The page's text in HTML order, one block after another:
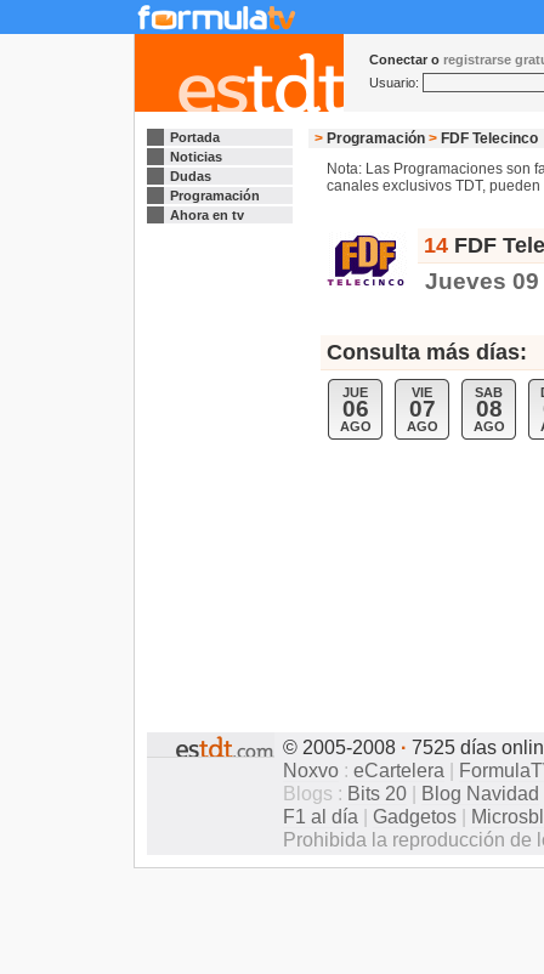
Conectar o registrarse
Usuario:
Portada
Noticias
Dudas
Programación
Ahora en tv
> Programación > FDF Telecinco
Nota: Las Programaciones son
canales exclusivos TDT,
14 FDF
Jueves
Consulta más días:
JUE
06
AGO
VIE
07
AGO
SAB
08
AGO
© 2005-2008 · 7525 días
Noxvo : eCartelera |
Blogs : Bits 20 | Blog Navidad
F1 al día | Gadgetos |
Prohibida la reproducción de